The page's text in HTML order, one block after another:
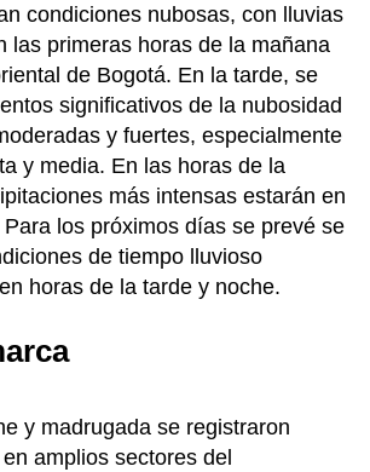
condiciones nubosas, con lluvias
las primeras horas de la mañana
de Bogotá. En la tarde, se
significativos de la nubosidad
y fuertes, especialmente
y media. En las horas de la
más intensas estarán en
los próximos días se prevé se
de tiempo lluvioso
horas de la tarde y noche.
y madrugada se registraron
amplios sectores del